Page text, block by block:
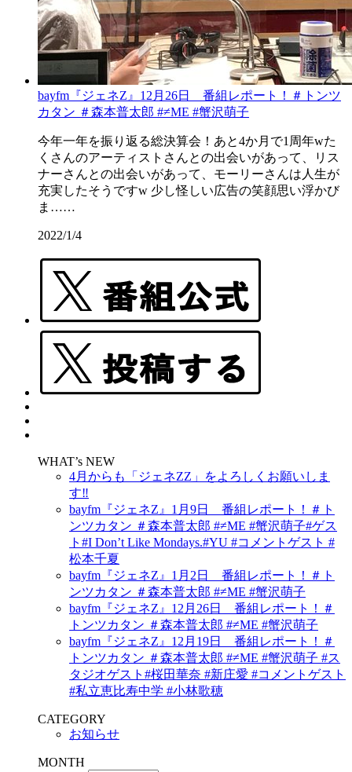
bayfm『ジェネZ』12月26日 番組レポート！＃トンツ
カタン ＃森本普太郎 #≠ME #蟹沢萌子
今年一年を振り返る総決算会！あと4か月で1周年wた
くさんのアーティストさんとの出会いがあって、リス
ナーさんとの出会いがあって、モーリーさんは人生が
充実したそうですw 少し怪しい広告の笑顔思い浮かび
ま……
2022/1/4
WHAT’s NEW
4月からも「ジェネZZ」をよろしくお願いしま
す‼
bayfm『ジェネZ』1月9日 番組レポート！＃ト
ンツカタン ＃森本普太郎 #≠ME #蟹沢萌子#ゲス
ト#I Don’t Like Mondays.#YU #コメントゲスト #
松本千夏
bayfm『ジェネZ』1月2日 番組レポート！＃ト
ンツカタン ＃森本普太郎 #≠ME #蟹沢萌子
bayfm『ジェネZ』12月26日 番組レポート！＃
トンツカタン ＃森本普太郎 #≠ME #蟹沢萌子
bayfm『ジェネZ』12月19日 番組レポート！＃
トンツカタン ＃森本普太郎 #≠ME #蟹沢萌子 #ス
タジオゲスト#桜田華奈 #新庄愛 #コメントゲスト
#私立恵比寿中学 #小林歌穂
CATEGORY
お知らせ
MONTH